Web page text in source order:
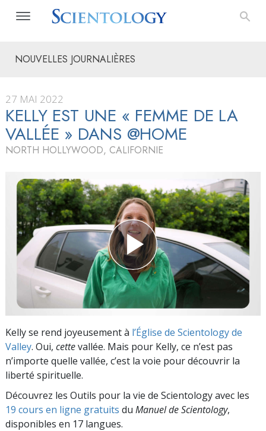
NOUVELLES JOURNALIÈRES
27 MAI 2022
KELLY EST UNE « FEMME DE LA
VALLÉE » DANS @HOME
NORTH HOLLYWOOD, CALIFORNIE
Kelly se rend joyeusement à l’Église de Scientology de
Valley. Oui, cettevallée. Mais pour Kelly, ce n’est pas
n’importe quelle vallée, c’est la voie pour découvrir la
liberté spirituelle.
Découvrez les Outils pour la vie de Scientology avec les
19 cours en ligne gratuits du Manuel de Scientology,
disponibles en 17 langues.